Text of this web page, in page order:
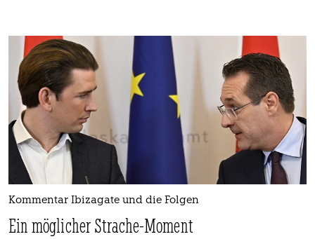
Kommentar Ibizagate und die Folgen
Ein möglicher Strache-Moment